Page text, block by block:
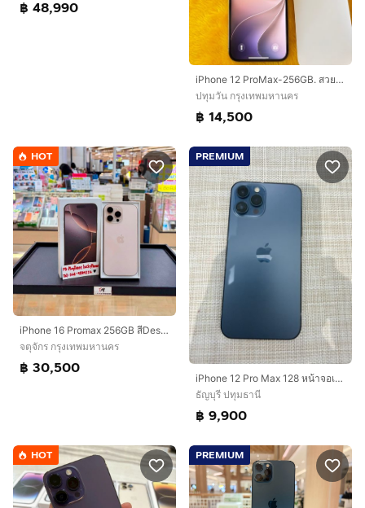
฿ 48,990
iPhone 12 ProMax-256GB. สวยจัดเลยตัวนี้
ปทุมวัน กรุงเทพมหานคร
฿ 14,500
HOT
iPhone 16 Promax 256GB สีDesert สวยมากๆ
จตุจักร กรุงเทพมหานคร
฿ 30,500
PREMIUM
iPhone 12 Pro Max 128 หน้าจอเปลี่ยนแล้ว
ธัญบุรี ปทุมธานี
฿ 9,900
HOT PREMIUM